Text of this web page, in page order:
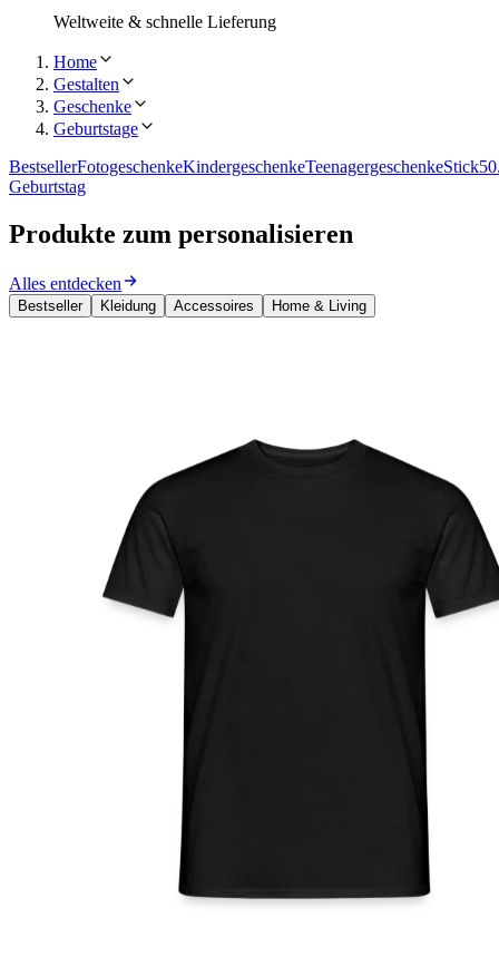
Weltweite & schnelle Lieferung
Home
Gestalten
Geschenke
Geburtstage
BestsellerFotogeschenkeKindergeschenkeTeenagergeschenkeStick
Geburtstag
Produkte zum personalisieren
Alles entdecken
Bestseller Kleidung Accessoires Home & Living